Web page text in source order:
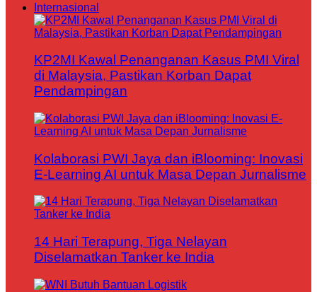
Internasional
KP2MI Kawal Penanganan Kasus PMI Viral
di Malaysia, Pastikan Korban Dapat
Pendampingan
Kolaborasi PWI Jaya dan iBlooming: Inovasi
E-Learning AI untuk Masa Depan Jurnalisme
14 Hari Terapung, Tiga Nelayan
Diselamatkan Tanker ke India